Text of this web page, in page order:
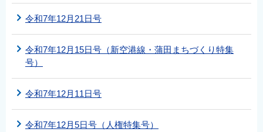
令和7年12月21日号
令和7年12月15日号（新空港線・蒲田まちづくり特集
号）
令和7年12月11日号
令和7年12月5日号（人権特集号）